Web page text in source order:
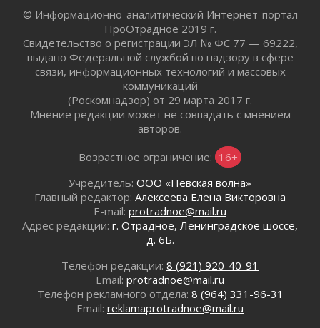
действовать при укусе клеща
В Ивангороде назвали новых почетных
граждан Ленинградской области
02 августа 2026
Готовность №1
02 августа 2026
Километровые столбы «Дороги жизни»
02 августа 2026
Ленобласть внедрила передовую подготовку
операторов БПЛА
В Ивангороде появилась «Избушка-
Юхла, мука, кантеле и Водяной
01 августа 2026
Лето катится с горки
© Информационно-аналитический Интернет-портал
ПроОтрадное 2019 г.
Свидетельство о регистрации ЭЛ № ФС 77 — 69222,
выдано Федеральной службой по надзору в сфере
связи, информационных технологий и массовых
коммуникаций
(Роскомнадзор) от 29 марта 2017 г.
Мнение редакции может не совпадать с мнением
авторов.
Возрастное ограничение: 16+
Учредитель: ООО «Невская волна»
Главный редактор: Алексеева Елена Викторовна
E-mail: protradnoe@mail.ru
Адрес редакции: г. Отрадное, Ленинградское шоссе,
д. 6Б.
Телефон редакции: 8 (921) 920-40-91
Email: protradnoe@mail.ru
Телефон рекламного отдела: 8 (964) 331-96-31
Email: reklamaprotradnoe@mail.ru